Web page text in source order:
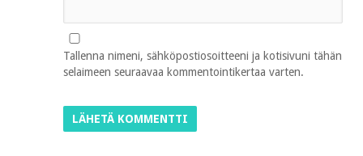
Tallenna nimeni, sähköpostiosoitteeni ja kotisivuni tähän
selaimeen seuraavaa kommentointikertaa varten.